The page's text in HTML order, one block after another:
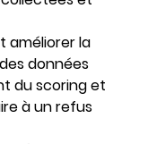
améliorer la
données
du scoring et
à un refus